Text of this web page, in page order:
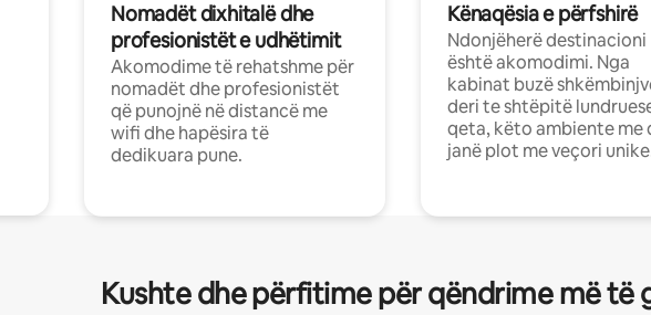
Nomadët dixhitalë dhe
profesionistët e udhëtimit
Akomodime të rehatshme për
nomadët dhe profesionistët
që punojnë në distancë me
wifi dhe hapësira të
dedikuara pune.
Kënaqësia e përfshirë
Ndonjëherë destinacioni
është akomodimi. Nga
kabinat buzë
deri te shtëpitë
qeta, këto ambiente me
janë plot me veçori
Kushte dhe përfitime për qëndrime më të